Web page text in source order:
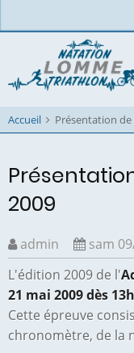
au
principal
Accueil Présentation
2009
admin
sam
L'édition 2009 de l'
21 mai 2009 dès 13h
Cette épreuve
chronomètre, de la